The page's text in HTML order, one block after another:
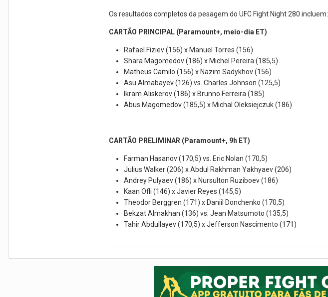
Os resultados completos da pesagem do UFC Fight Night 280 incluem:
CARTÃO PRINCIPAL (Paramount+, meio-dia ET)
Rafael Fiziev (156) x Manuel Torres (156)
Shara Magomedov (186) x Michel Pereira (185,5)
Matheus Camilo (156) x Nazim Sadykhov (156)
Asu Almabayev (126) vs. Charles Johnson (125,5)
Ikram Aliskerov (186) x Brunno Ferreira (185)
Abus Magomedov (185,5) x Michal Oleksiejczuk (186)
CARTÃO PRELIMINAR (Paramount+, 9h ET)
Farman Hasanov (170,5) vs. Eric Nolan (170,5)
Julius Walker (206) x Abdul Rakhman Yakhyaev (206)
Andrey Pulyaev (186) x Nursulton Ruziboev (186)
Kaan Ofli (146) x Javier Reyes (145,5)
Theodor Berggren (171) x Daniil Donchenko (170,5)
Bekzat Almakhan (136) vs. Jean Matsumoto (135,5)
Tahir Abdullayev (170,5) x Jefferson Nascimento (171)